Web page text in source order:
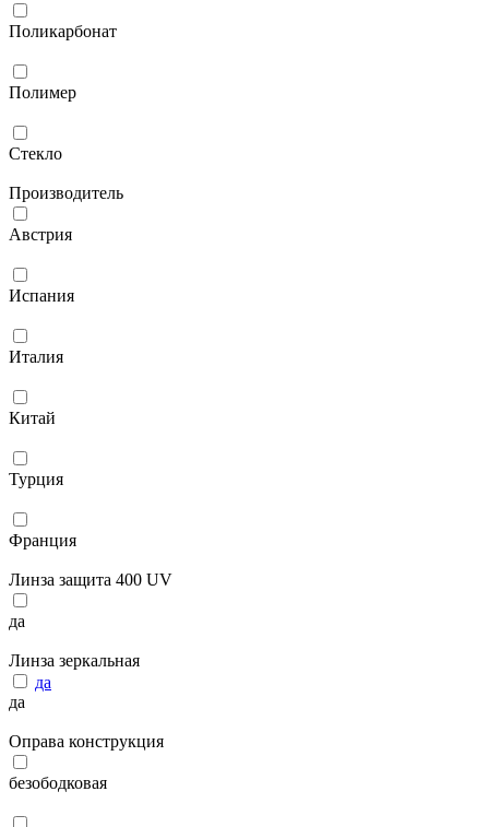
Поликарбонат
Полимер
Стекло
Производитель
Австрия
Испания
Италия
Китай
Турция
Франция
Линза защита 400 UV
да
Линза зеркальная
да
да
Оправа конструкция
безободковая